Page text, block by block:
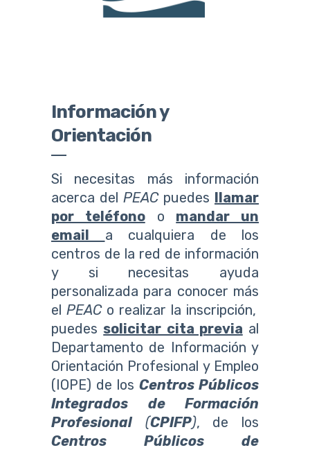
Información y
Orientación
Si necesitas más información
acerca del PEACpuedes llamar
por teléfonoo mandar un
email
a cualquiera de los
centros de la red de información
y si necesitas ayuda
personalizada para conocer más
el PEACo realizar la inscripción,
puedes solicitar cita previa al
Departamento de Información y
Orientación Profesional y Empleo
(IOPE) de los Centros Públicos
Integrados de Formación
Profesional
(CPIFP), de los
Centros Públicos de